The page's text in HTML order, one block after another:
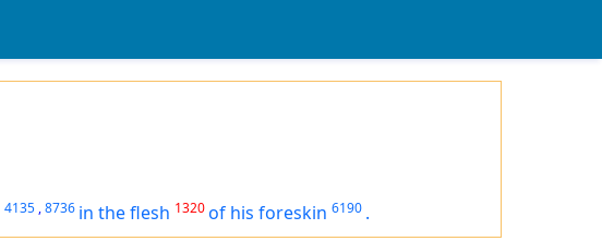
4135 ,8736 in the flesh 1320of his foreskin 6190 .